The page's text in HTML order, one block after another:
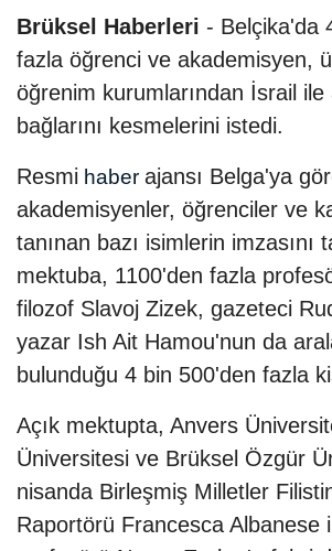
Brüksel Haberleri - Belçika'da
fazla öğrenci ve akademisyen,
öğrenim kurumlarından İsrail ile
bağlarını kesmelerini istedi.
Resmi haber ajansı Belga'ya
akademisyenler, öğrenciler ve
tanınan bazı isimlerin imzasını
mektuba, 1100'den fazla
filozof Slavoj Zizek, gazeteci
yazar Ish Ait Hamou'nun da
bulunduğu 4 bin 500'den fazla
Açık mektupta, Anvers
Üniversitesi ve Brüksel Özgür
nisanda Birleşmiş Milletler
Raportörü Francesca Albanese